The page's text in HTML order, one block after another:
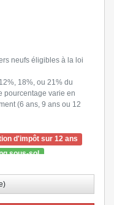
neufs éligibles à la loi
18%, ou 21% du
pourcentage varie en
(6 ans, 9 ans ou 12
d'impôt sur 12 ans
sous-sol